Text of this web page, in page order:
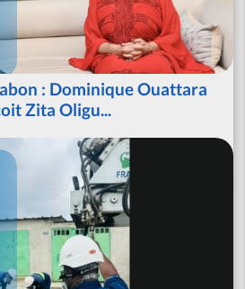
: Dominique Ouattara
Zita Oligu...